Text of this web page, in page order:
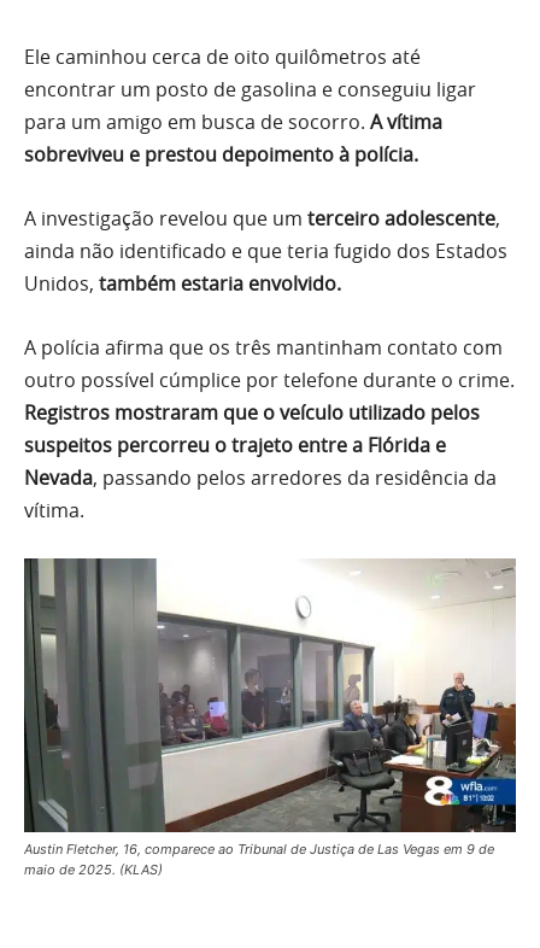
Ele caminhou cerca de oito quilômetros até
encontrar um posto de gasolina e conseguiu ligar
para um amigo em busca de socorro. A vítima
sobreviveu e prestou depoimento à polícia.
A investigação revelou que um terceiro adolescente,
ainda não identificado e que teria fugido dos Estados
Unidos, também estaria envolvido.
A polícia afirma que os três mantinham contato com
outro possível cúmplice por telefone durante o crime.
Registros mostraram que o veículo utilizado pelos
suspeitos percorreu o trajeto entre a Flórida e
Nevada, passando pelos arredores da residência da
vítima.
Austin Fletcher, 16, comparece ao Tribunal de Justiça de Las Vegas em 9 de
maio de 2025. (KLAS)